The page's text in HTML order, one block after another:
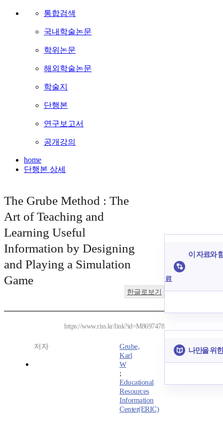
통합검색
국내학술논문
학위논문
해외학술논문
학술지
단행본
연구보고서
공개강의
home
단행본 상세
The Grube Method : The
Art of Teaching and
Learning Useful
Information by Designing
and Playing a Simulation
Game
한글로보기
https://www.riss.kr/link?id=M8697478
저자
Grube,
Karl
W
;
Educational
Resources
Information
Center(ERIC)
이 자료와
료
나만을 위